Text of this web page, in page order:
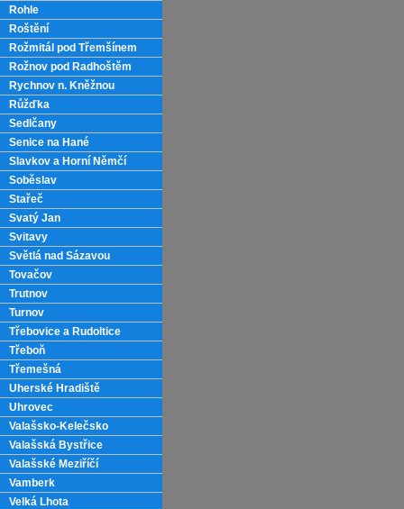
Rohle
Roštění
Rožmitál pod Třemšínem
Rožnov pod Radhoštěm
Rychnov n. Kněžnou
Růžďka
Sedlčany
Senice na Hané
Slavkov a Horní Němčí
Soběslav
Stařeč
Svatý Jan
Svitavy
Světlá nad Sázavou
Tovačov
Trutnov
Turnov
Třebovice a Rudoltice
Třeboň
Třemešná
Uherské Hradiště
Uhrovec
Valašsko-Kelečsko
Valašská Bystřice
Valašské Meziříčí
Vamberk
Velká Lhota